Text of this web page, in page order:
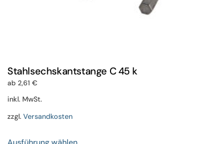
Stahlsechskantstange C 45 k
ab 2,61 €
inkl. MwSt.
zzgl. Versandkosten